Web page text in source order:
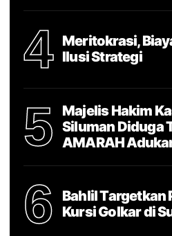
4
Meritokrasi,
Ilusi Strategi
5
Majelis Hakim
Siluman Diduga
AMARAH
6
Bahlil Targetkan
Kursi Golkar di